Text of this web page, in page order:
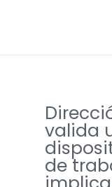
valida
de